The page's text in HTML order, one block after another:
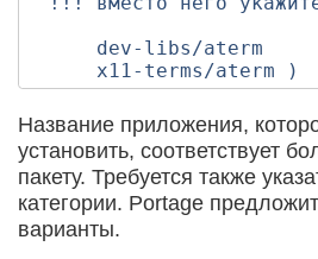
      dev-libs/aterm
Название приложения,
установить, соответствует
пакету. Требуется также
категории. Portage
варианты.